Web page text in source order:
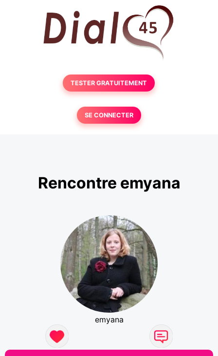
TESTER GRATUITEMENT
SE CONNECTER
Rencontre emyana
emyana